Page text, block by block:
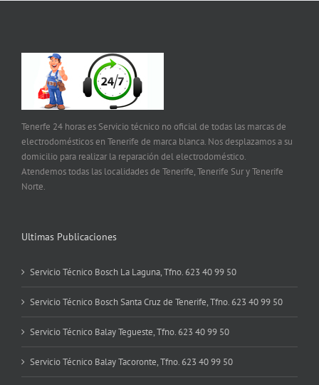
Tenerfe 24 horas es Servicio técnico no oficial de todas las marcas de
electrodomésticos en Tenerife de marca blanca. Nos desplazamos a su
domicilio para realizar la reparación del electrodoméstico.
Atendemos todas las localidades de Tenerife, Tenerife Sur y Tenerife
Norte.
Ultimas Publicaciones
Servicio Técnico Bosch La Laguna, Tfno. 623 40 99 50
Servicio Técnico Bosch Santa Cruz de Tenerife, Tfno. 623 40 99 50
Servicio Técnico Balay Tegueste, Tfno. 623 40 99 50
Servicio Técnico Balay Tacoronte, Tfno. 623 40 99 50